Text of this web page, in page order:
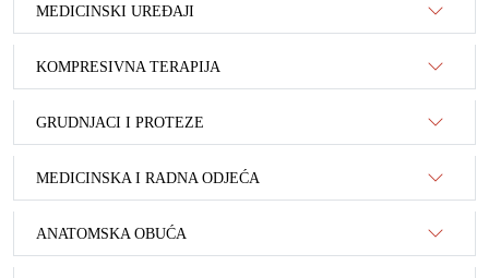
MEDICINSKI UREĐAJI
KOMPRESIVNA TERAPIJA
GRUDNJACI I PROTEZE
MEDICINSKA I RADNA ODJEĆA
ANATOMSKA OBUĆA